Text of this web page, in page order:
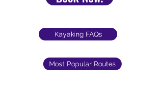
Most Popular Routes
Kayaking FAQs